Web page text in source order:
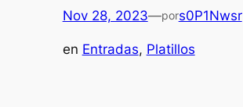
Nov 28, 2023—pors0P1Nwsr
en Entradas, Platillos